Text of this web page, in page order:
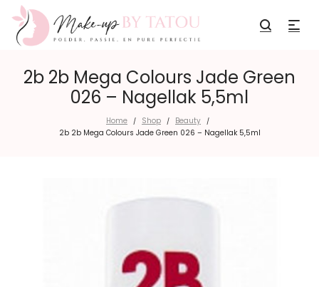
2b 2b Mega Colours Jade Green
026 – Nagellak 5,5ml
Home / Shop / Beauty /
2b 2b Mega Colours Jade Green 026 – Nagellak 5,5ml